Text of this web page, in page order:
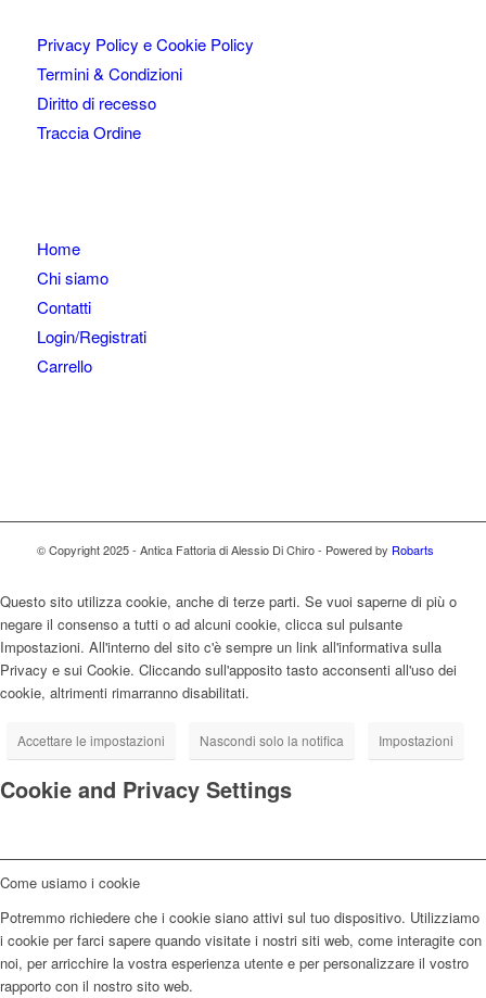
Privacy Policy e Cookie Policy
Termini & Condizioni
Diritto di recesso
Traccia Ordine
Home
Chi siamo
Contatti
Login/Registrati
Carrello
© Copyright 2025 - Antica Fattoria di Alessio Di Chiro - Powered by Robarts
Questo sito utilizza cookie, anche di terze parti. Se vuoi saperne di più o
negare il consenso a tutti o ad alcuni cookie, clicca sul pulsante
Impostazioni. All'interno del sito c'è sempre un link all'informativa sulla
Privacy e sui Cookie. Cliccando sull'apposito tasto acconsenti all'uso dei
cookie, altrimenti rimarranno disabilitati.
Accettare le impostazioni Nascondi solo la notifica Impostazioni
Cookie and Privacy Settings
Come usiamo i cookie
Potremmo richiedere che i cookie siano attivi sul tuo dispositivo. Utilizziamo
i cookie per farci sapere quando visitate i nostri siti web, come interagite con
noi, per arricchire la vostra esperienza utente e per personalizzare il vostro
rapporto con il nostro sito web.